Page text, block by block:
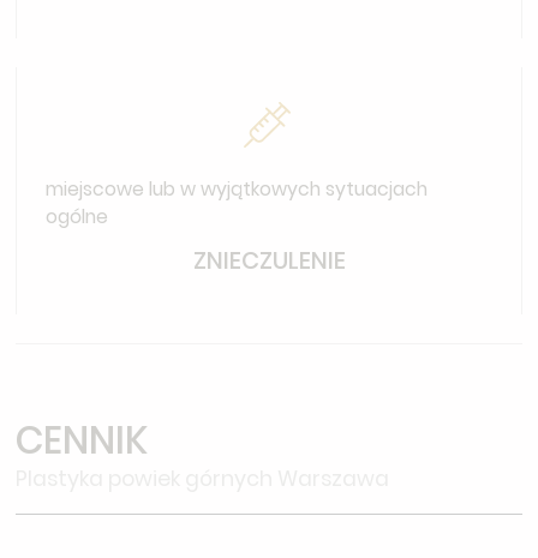
miejscowe lub w wyjątkowych sytuacjach
ogólne
ZNIECZULENIE
CENNIK